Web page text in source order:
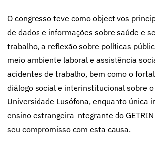
O congresso teve como objectivos
de dados e informações sobre saúde e
trabalho, a reflexão sobre políticas
meio ambiente laboral e assistência
acidentes de trabalho, bem como o
diálogo social e interinstitucional sobre
Universidade Lusófona, enquanto única
ensino estrangeira integrante do
seu compromisso com esta causa.